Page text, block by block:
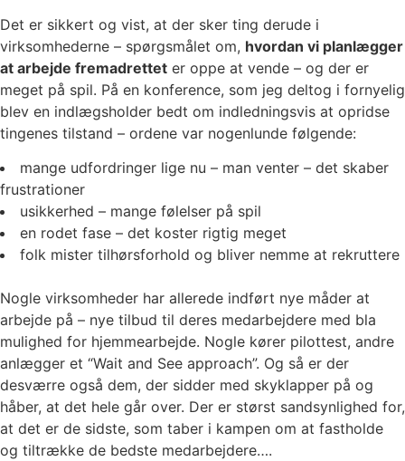
Det er sikkert og vist, at der sker ting derude i
virksomhederne – spørgsmålet om, hvordan vi planlægger
at arbejde fremadrettet er oppe at vende – og der er
meget på spil. På en konference, som jeg deltog i fornyelig
blev en indlægsholder bedt om indledningsvis at opridse
tingenes tilstand – ordene var nogenlunde følgende:
mange udfordringer lige nu – man venter – det skaber
frustrationer
usikkerhed – mange følelser på spil
en rodet fase – det koster rigtig meget
folk mister tilhørsforhold og bliver nemme at rekruttere
Nogle virksomheder har allerede indført nye måder at
arbejde på – nye tilbud til deres medarbejdere med bla
mulighed for hjemmearbejde. Nogle kører pilottest, andre
anlægger et “Wait and See approach”. Og så er der
desværre også dem, der sidder med skyklapper på og
håber, at det hele går over. Der er størst sandsynlighed for,
at det er de sidste, som taber i kampen om at fastholde
og tiltrække de bedste medarbejdere….